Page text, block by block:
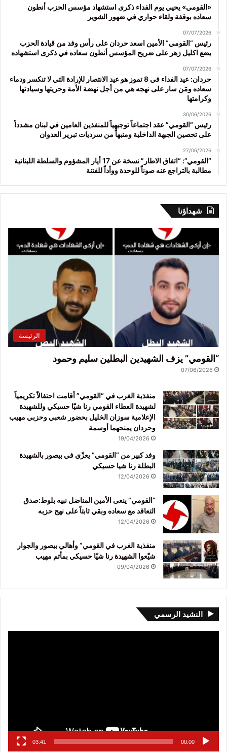
«القومي» يحيي يوم الفداء ذكرى استشهاد مؤسس الحزب أنطون
سعاده بوقفة ولقاء حواري في ضهور الشوير
07/07/2026
رئيس “القومي” الأمين اسعد حردان على رأس وفد من قيادة الحزب
يضع اكليل زهر على ضريح المؤسس أنطون سعاده في ذكرى استشهاده
07/07/2026
حردان: عيد الفداء في 8 تموز هو عيد الانتصار للإرادة التي لا تنكسر ودماء
سعاده ومَن سار على نهجه هي من أجل نهضة الأمة وحريتها وسيادتها
وكرامتها
30/06/2026
رئيس “القومي” عقد اجتماعاً توجيهياً للمنفذين العامين في لبنان مشدداً
على تحصين الجبهة الداخلية ومنبهاً من سرديات تبرير العدوان
27/06/2026
“القومي”: “اتفاق الاطار” نسخة عن 17 أيار المشؤوم والسلطة اللبنانية
مطالبة بالتراجع عنه صوناً للوحدة ووأداً للفتنة
شهداؤنا
الرئيسة
“القومي” يزف الشهيدين البطلين سليم وحمود
07/06/2026
منفذية الغرب في “القومي” أقامت احتفالاً تكريمياً
لشهيدة العطاء القومي رنا شيّا حسيكي وللشهيدة
الإعلامية سوزان الخليل بحضور شعبي وحزبي مهيب
وحردان يمنحهما أوسمة
19/04/2026
وفد كبير من “القومي” يعزّي في بيصور بالشهيدة
البطلة رنا شيا حسيكي
12/04/2026
“القومي” ينعى الأمين المناضل نبيه بلوط:صدق
التعاقد مع سعاده وبقي ثابتاً على نهج حزبه
12/04/2026
منفذية الغرب في القومي” وأهالي بيصور والجوار
شيّعوا الشهيدة رنا شيّا حسيكي بمأتم مهيب
09/04/2026
النشيد الرسمي
00:00
03:41